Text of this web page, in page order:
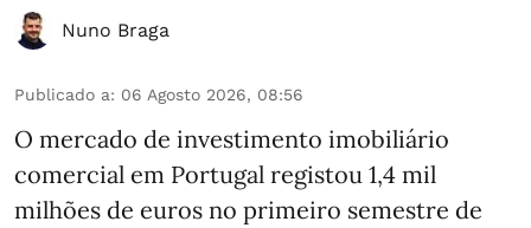
Nuno Braga
Publicado a: 06 Agosto 2026, 08:56
O mercado de investimento imobiliário
comercial em Portugal registou 1,4 mil
milhões de euros no primeiro semestre de